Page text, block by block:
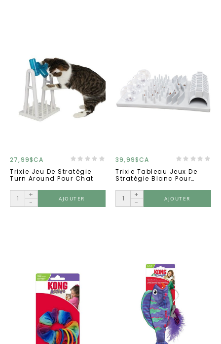
27,99$CA
Trixie Jeu De Stratégie
Turn Around Pour Chat
+
-
AJOUTER
39,99$CA
Trixie Tableau Jeux De
Stratégie Blanc Pour
+
-
AJOUTER